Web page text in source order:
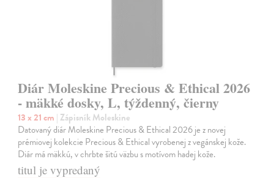
Diár Moleskine Precious & Ethical 2026
- mäkké dosky, L, týždenný, čierny
13 x 21 cm | Zápisník Moleskine
Datovaný diár Moleskine Precious & Ethical 2026 je z novej
prémiovej kolekcie Precious & Ethical vyrobenej z vegánskej kože.
Diár má mäkkú, v chrbte šitú väzbu s motívom hadej kože.
titul je vypredaný